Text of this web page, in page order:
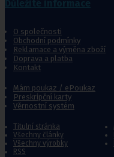
O společnosti
Obchodní podmínky
Reklamace a výměna zboží
Doprava a platba
Kontakt
Mám poukaz / ePoukaz
Preskripční karty
Věrnostní systém
Titulní stránka
Všechny články
Všechny výrobky
RSS